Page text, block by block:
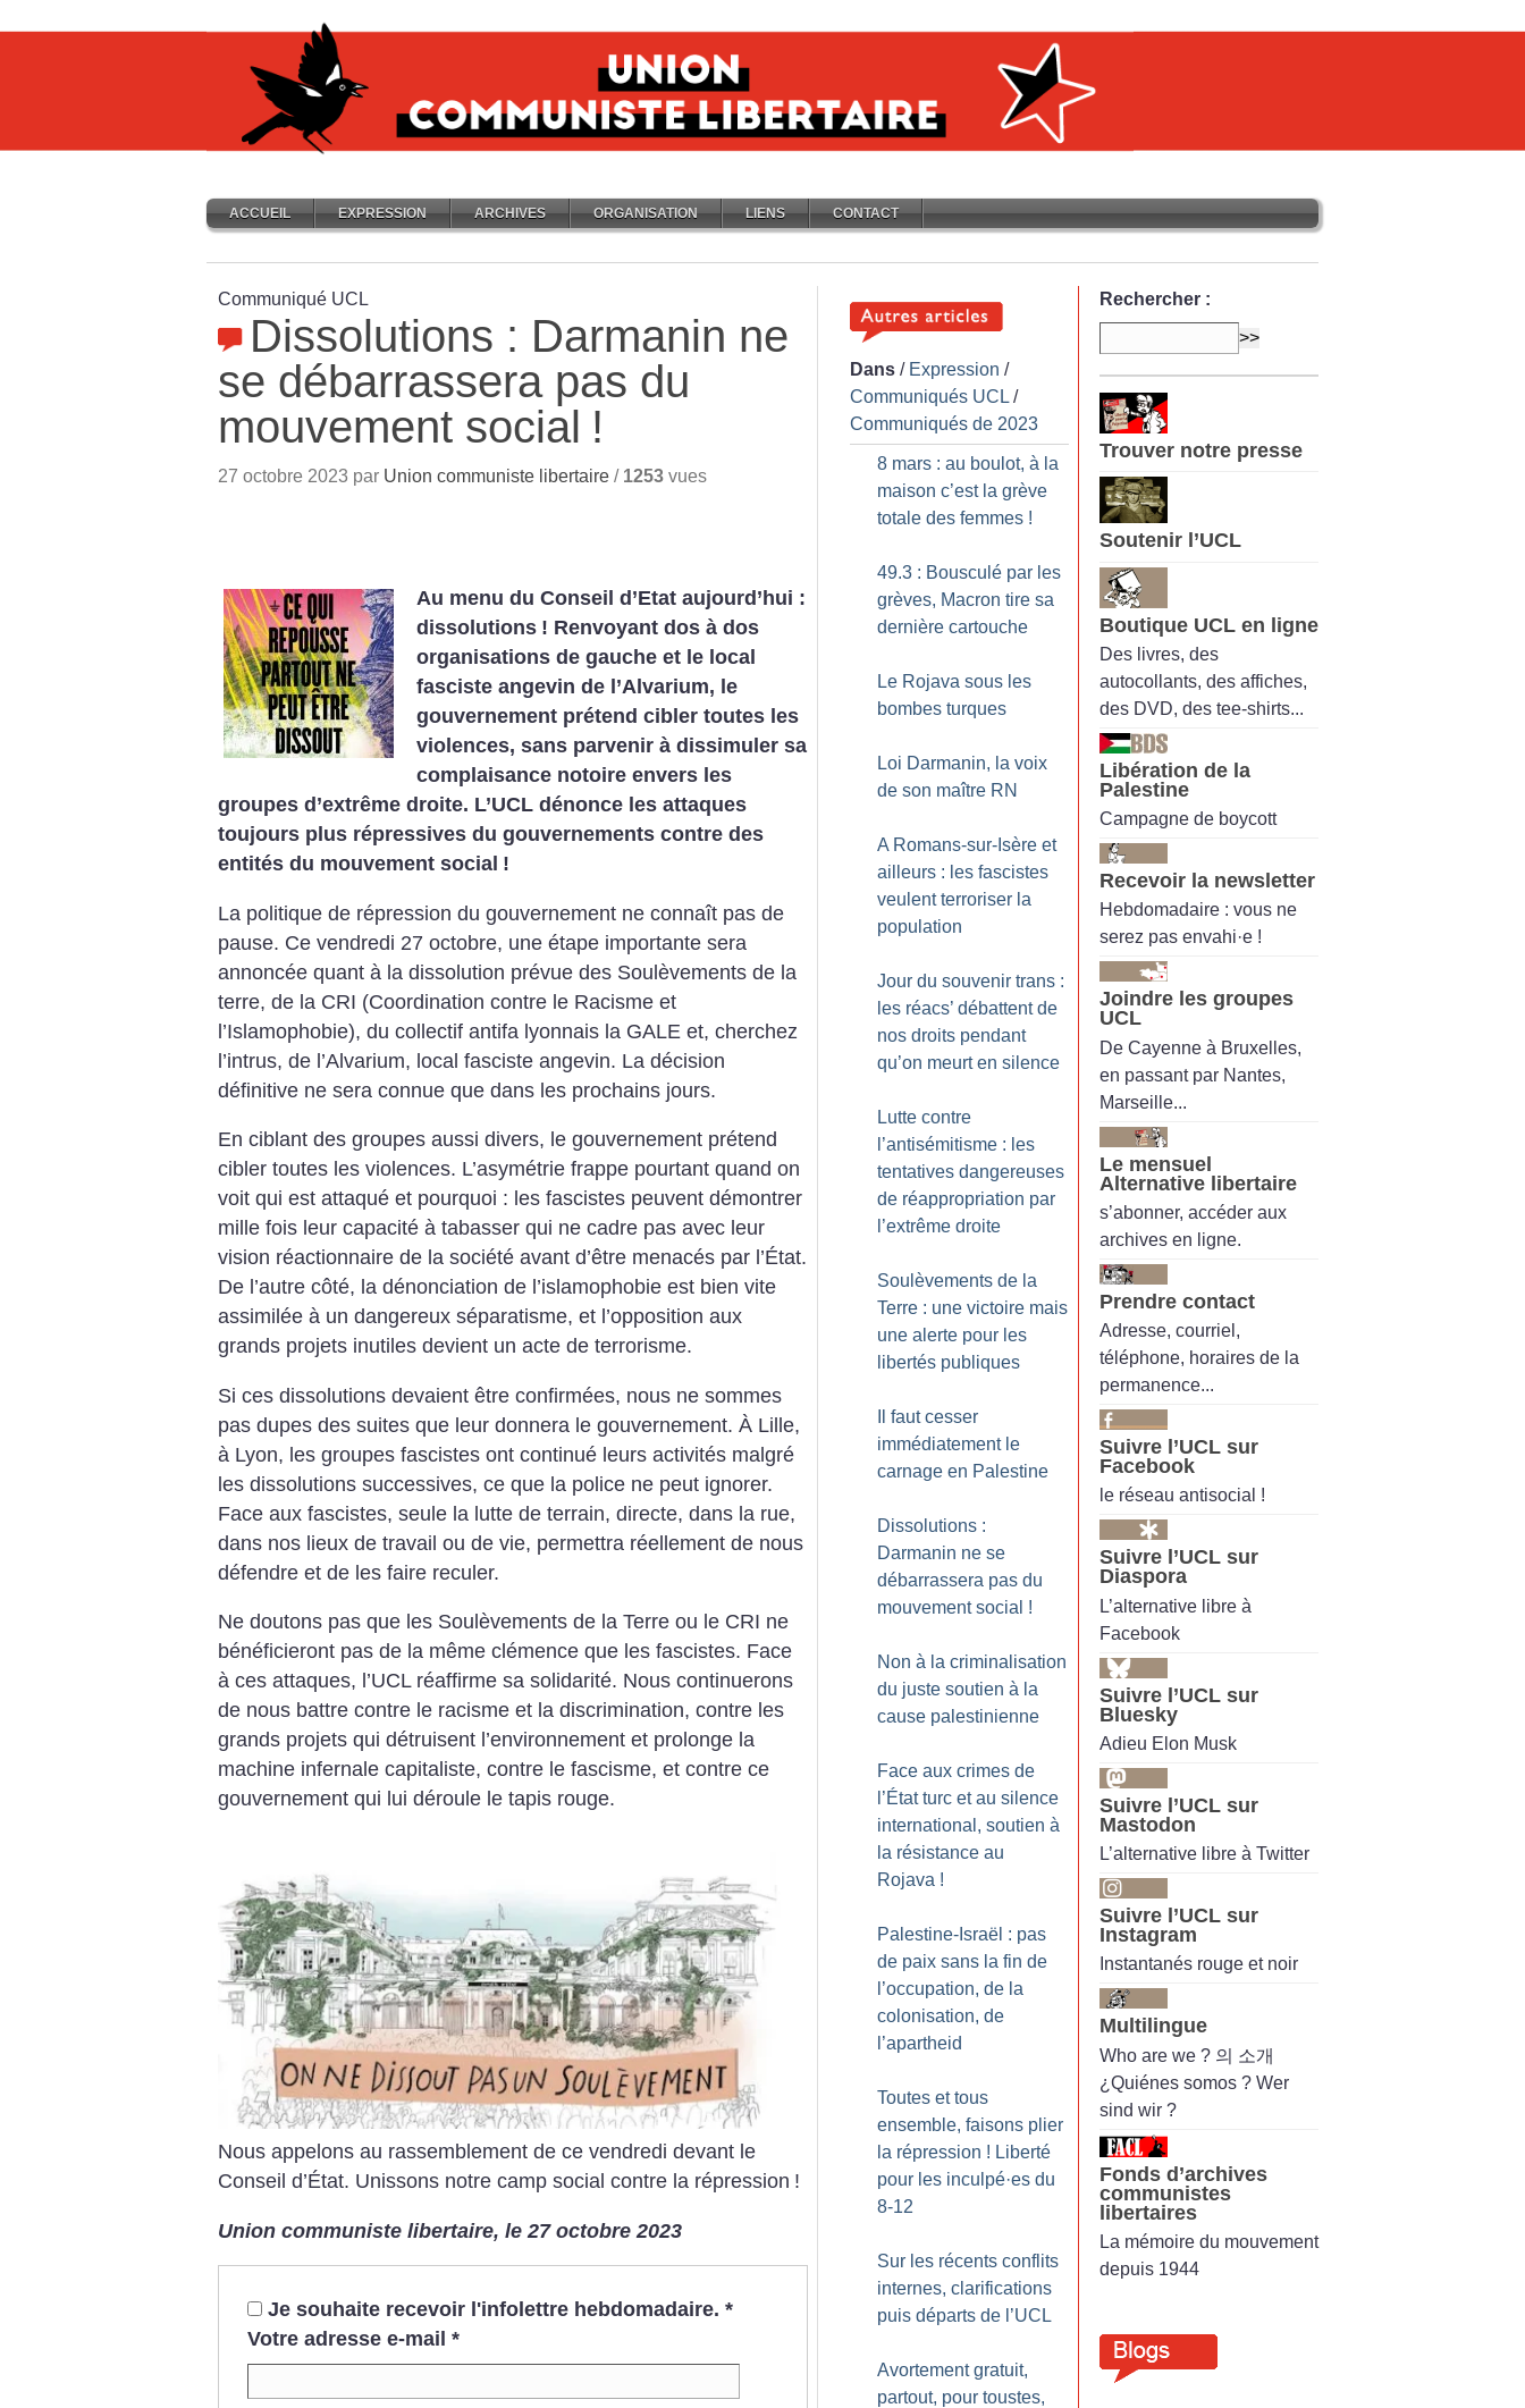
ACCUEIL EXPRESSION ARCHIVES ORGANISATION LIENS CONTACT
Communiqué UCL
Dissolutions : Darmanin ne
se débarrassera pas du
mouvement social !
27 octobre 2023 par Union communiste libertaire / 1253 vues
Au menu du Conseil d’Etat aujourd’hui :
dissolutions ! Renvoyant dos à dos
organisations de gauche et le local
fasciste angevin de l’Alvarium, le
gouvernement prétend cibler toutes les
violences, sans parvenir à dissimuler sa
complaisance notoire envers les
groupes d’extrême droite. L’UCL dénonce les attaques
toujours plus répressives du gouvernements contre des
entités du mouvement social !
La politique de répression du gouvernement ne connaît pas de
pause. Ce vendredi 27 octobre, une étape importante sera
annoncée quant à la dissolution prévue des Soulèvements de la
terre, de la CRI (Coordination contre le Racisme et
l’Islamophobie), du collectif antifa lyonnais la GALE et, cherchez
l’intrus, de l’Alvarium, local fasciste angevin. La décision
définitive ne sera connue que dans les prochains jours.
En ciblant des groupes aussi divers, le gouvernement prétend
cibler toutes les violences. L’asymétrie frappe pourtant quand on
voit qui est attaqué et pourquoi : les fascistes peuvent démontrer
mille fois leur capacité à tabasser qui ne cadre pas avec leur
vision réactionnaire de la société avant d’être menacés par l’État.
De l’autre côté, la dénonciation de l’islamophobie est bien vite
assimilée à un dangereux séparatisme, et l’opposition aux
grands projets inutiles devient un acte de terrorisme.
Si ces dissolutions devaient être confirmées, nous ne sommes
pas dupes des suites que leur donnera le gouvernement. À Lille,
à Lyon, les groupes fascistes ont continué leurs activités malgré
les dissolutions successives, ce que la police ne peut ignorer.
Face aux fascistes, seule la lutte de terrain, directe, dans la rue,
dans nos lieux de travail ou de vie, permettra réellement de nous
défendre et de les faire reculer.
Ne doutons pas que les Soulèvements de la Terre ou le CRI ne
bénéficieront pas de la même clémence que les fascistes. Face
à ces attaques, l’UCL réaffirme sa solidarité. Nous continuerons
de nous battre contre le racisme et la discrimination, contre les
grands projets qui détruisent l’environnement et prolonge la
machine infernale capitaliste, contre le fascisme, et contre ce
gouvernement qui lui déroule le tapis rouge.
Nous appelons au rassemblement de ce vendredi devant le
Conseil d’État. Unissons notre camp social contre la répression !
Union communiste libertaire, le 27 octobre 2023
Je souhaite recevoir l'infolettre hebdomadaire. *
Votre adresse e-mail *
Dans / Expression /
Communiqués UCL /
Communiqués de 2023
8 mars : au boulot, à la
maison c’est la grève
totale des femmes !
49.3 : Bousculé par les
grèves, Macron tire sa
dernière cartouche
Le Rojava sous les
bombes turques
Loi Darmanin, la voix
de son maître RN
A Romans-sur-Isère et
ailleurs : les fascistes
veulent terroriser la
population
Jour du souvenir trans :
les réacs’ débattent de
nos droits pendant
qu’on meurt en silence
Lutte contre
l’antisémitisme : les
tentatives dangereuses
de réappropriation par
l’extrême droite
Soulèvements de la
Terre : une victoire mais
une alerte pour les
libertés publiques
Il faut cesser
immédiatement le
carnage en Palestine
Dissolutions :
Darmanin ne se
débarrassera pas du
mouvement social !
Non à la criminalisation
du juste soutien à la
cause palestinienne
Face aux crimes de
l’État turc et au silence
international, soutien à
la résistance au
Rojava !
Palestine-Israël : pas
de paix sans la fin de
l’occupation, de la
colonisation, de
l’apartheid
Toutes et tous
ensemble, faisons plier
la répression ! Liberté
pour les inculpé·es du
8-12
Sur les récents conflits
internes, clarifications
puis départs de l’UCL
Avortement gratuit,
partout, pour toustes,
Rechercher :
Trouver notre presse
Soutenir l’UCL
Boutique UCL en ligne
Des livres, des
autocollants, des affiches,
des DVD, des tee-shirts...
Libération de la
Palestine
Campagne de boycott
Recevoir la newsletter
Hebdomadaire : vous ne
serez pas envahi·e !
Joindre les groupes
UCL
De Cayenne à Bruxelles,
en passant par Nantes,
Marseille...
Le mensuel
Alternative libertaire
s’abonner, accéder aux
archives en ligne.
Prendre contact
Adresse, courriel,
téléphone, horaires de la
permanence...
Suivre l’UCL sur
Facebook
le réseau antisocial !
Suivre l’UCL sur
Diaspora
L’alternative libre à
Facebook
Suivre l’UCL sur
Bluesky
Adieu Elon Musk
Suivre l’UCL sur
Mastodon
L’alternative libre à Twitter
Suivre l’UCL sur
Instagram
Instantanés rouge et noir
Multilingue
Who are we ? 의 소개
¿Quiénes somos ? Wer
sind wir ?
Fonds d’archives
communistes
libertaires
La mémoire du mouvement
depuis 1944